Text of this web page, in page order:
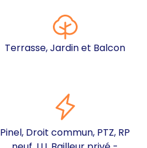
Terrasse, Jardin et Balcon
Pinel, Droit commun, PTZ, RP